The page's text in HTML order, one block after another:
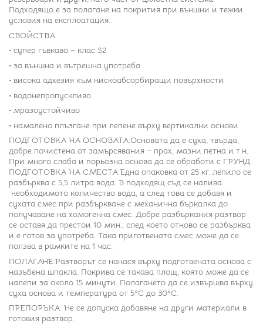
Подходящо е за полагане на покрития при външни и тежки
условия на експлоатация..
СВОЙСТВА
• супер гъвкаво – клас S2
• за външна и вътрешна употреба
• висока адхезия към нискоабсорбиращи повърхности
• водонепропускливо
• мразоустойчиво
• намалено плъзгане при лепене върху вертикални основи
ПОДГОТОВКА НА ОСНОВАТА:Основата да е суха, твърда,
добре почистена от замърсявания – прах, мазни петна и т.н.
При много слаба и порьозна основа да се обработи с ГРУНД.
ПОДГОТОВКА НА СМЕСТА:Една опаковка от 25 кг. лепило се
разбърква с 5,5 литра вода. В подходящ съд се налива
необходимото количество вода, а след това се добавя и
сухата смес при разбъркване с механична бъркалка до
получаване на хомогенна смес. Добре разбъркания разтвор
се оставя да престои 10 мин., след което отново се разбърква
и е готов за употреба. Така приготвената смес може да се
ползва в рамките на 1 час.
ПОЛАГАНЕ:Разтворът се нанася върху подготвената основа с
назъбена шпакла. Покрива се такава площ, която може да се
налепи за около 15 минути. Полагането да се извършва върху
суха основа и температура от 5°С до 30°С.
ПРЕПОРЪКА: Не се допуска добавяне на други материали в
готовия разтвор.